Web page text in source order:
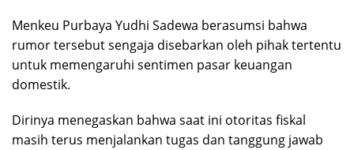
Menkeu Purbaya Yudhi Sadewa berasumsi bahwa
rumor tersebut sengaja disebarkan oleh pihak tertentu
untuk memengaruhi sentimen pasar keuangan
domestik.
Dirinya menegaskan bahwa saat ini otoritas fiskal
masih terus menjalankan tugas dan tanggung jawab